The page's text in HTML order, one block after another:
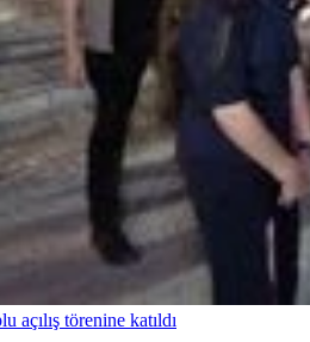
açılış törenine katıldı